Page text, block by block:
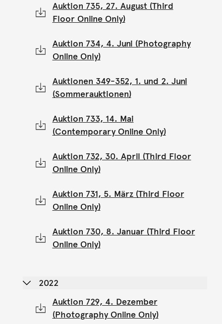
Auktion 735, 27. August (Third
Floor Online Only)
Auktion 734, 4. Juni (Photography
Online Only)
Auktionen 349-352, 1. und 2. Juni
(Sommerauktionen)
Auktion 733, 14. Mai
(Contemporary Online Only)
Auktion 732, 30. April (Third Floor
Online Only)
Auktion 731, 5. März (Third Floor
Online Only)
Auktion 730, 8. Januar (Third Floor
Online Only)
2022
Auktion 729, 4. Dezember
(Photography Online Only)